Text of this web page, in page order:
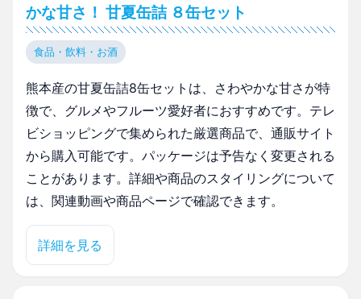
かな甘さ！ 甘夏缶詰 ８缶セット
食品・飲料・お酒
熊本産の甘夏缶詰8缶セットは、さわやかな甘さが特
徴で、グルメやフルーツ愛好者におすすめです。テレ
ビショッピングで集められた厳選商品で、通販サイト
から購入可能です。パッケージは予告なく変更される
ことがあります。詳細や商品のスタイリングについて
は、関連動画や商品ページで確認できます。
詳細を見る